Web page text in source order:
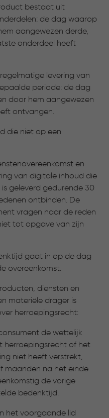
bestaat uit
de dag waarop
aangewezen derde,
onderdeel heeft
levering van
periode: de dag
door hem aangewezen
ontvangen.
die niet op een
en
van digitale inhoud die
geleverd gedurende 30
ontbinden. De
vragen naar de reden
tot opgave van zijn
gaat in op de dag
overeenkomst.
diensten en
materiële drager is
herroepingsrecht:
de wettelijk
herroepingsrecht of het
niet heeft verstrekt,
maanden na het einde
de vorige
bedenktijd.
het voorgaande lid